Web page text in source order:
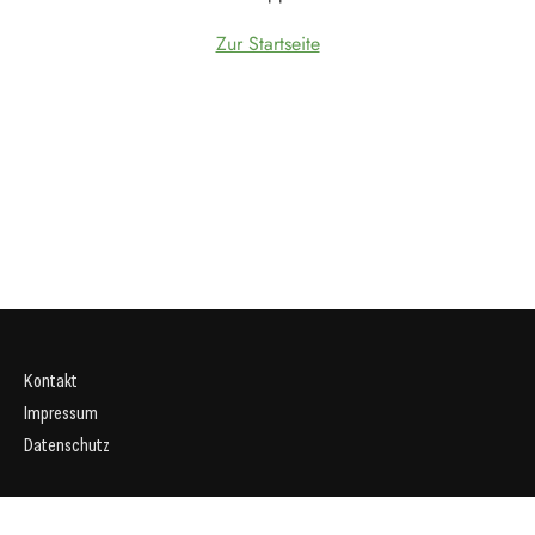
Zur Startseite
Kontakt
Impressum
Datenschutz